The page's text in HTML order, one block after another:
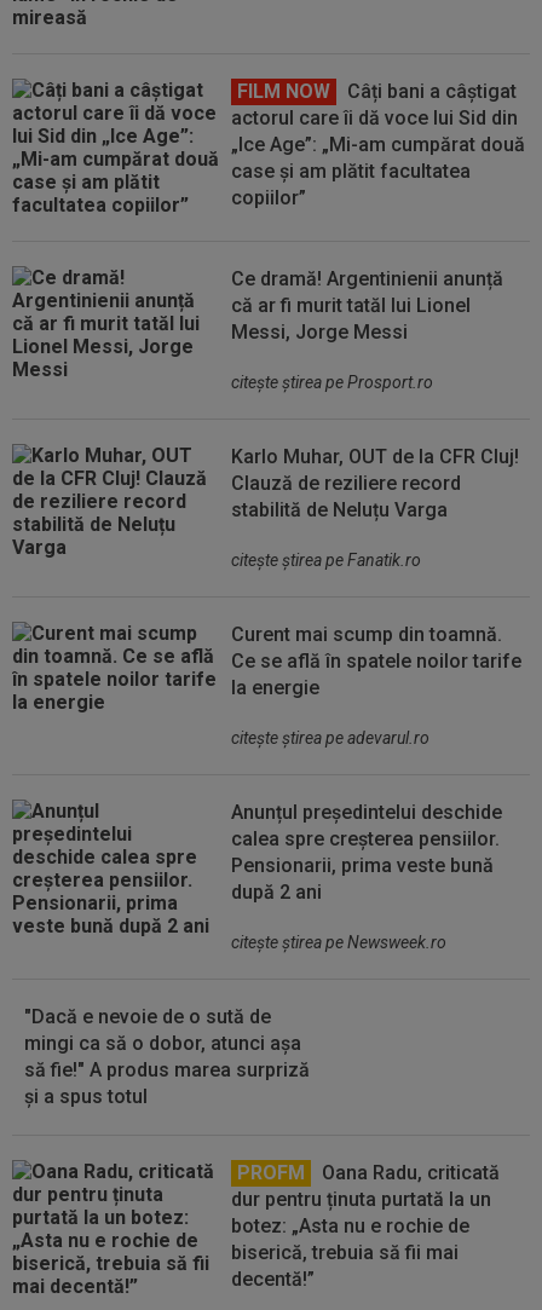
FILM NOW
Câți bani a câștigat
actorul care îi dă voce lui Sid din
„Ice Age”: „Mi-am cumpărat două
case și am plătit facultatea
copiilor”
Ce dramă! Argentinienii anunță
că ar fi murit tatăl lui Lionel
Messi, Jorge Messi
citeşte ştirea pe Prosport.ro
Karlo Muhar, OUT de la CFR Cluj!
Clauză de reziliere record
stabilită de Neluțu Varga
citeşte ştirea pe Fanatik.ro
Curent mai scump din toamnă.
Ce se află în spatele noilor tarife
la energie
citeşte ştirea pe adevarul.ro
Anunțul președintelui deschide
calea spre creșterea pensiilor.
Pensionarii, prima veste bună
după 2 ani
citeşte ştirea pe Newsweek.ro
"Dacă e nevoie de o sută de
mingi ca să o dobor, atunci așa
să fie!" A produs marea surpriză
și a spus totul
PROFM
Oana Radu, criticată
dur pentru ținuta purtată la un
botez: „Asta nu e rochie de
biserică, trebuia să fii mai
decentă!”